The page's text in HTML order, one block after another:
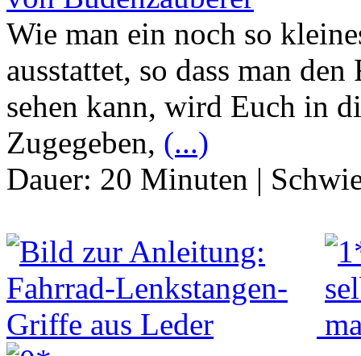
Wie man ein noch so
ausstattet, so dass man
sehen kann, wird Euch in
Zugegeben, (...)
Dauer: 20 Minuten |